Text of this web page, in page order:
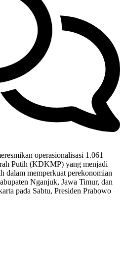
operasionalisasi 1.061
Putih (KDKMP) yang menjadi
dalam memperkuat perekonomian
Nganjuk, Jawa Timur, dan
pada Sabtu, Presiden Prabowo